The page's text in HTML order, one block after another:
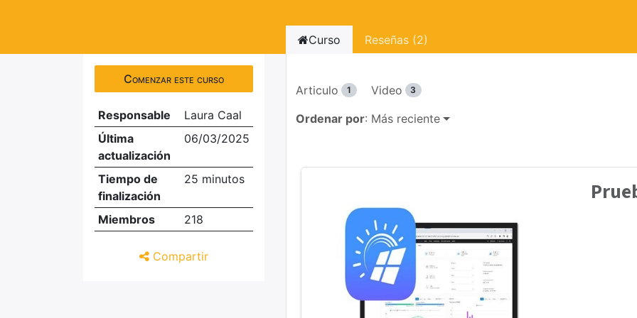
Comenzar este curso
Responsable
Laura Caal
Última
actualización
06/03/2025
Tiempo de
finalización
25 minutos
Miembros 218
Compartir
Curso Reseñas (2)
Articulo 1 Video 3
Ordenar por: Más reciente